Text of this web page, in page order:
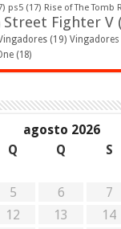
ps5 (17) Rise of The Tomb
Street Fighter V
(19)
(18)
agosto 2026
Q Q S
5 6 7
12 13 14